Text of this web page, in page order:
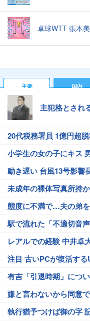
卓球WTT 張本
主要 国内
主犯格とされ
20代税務署員 1億円超
小学生の女の子にキス
動き遅い 台風13号影響
未成年の裸体写真所持
態度に不満で…夫の弟
駅で流れた「不適切音
レアルでの経験 中井卓
注目 古いPCが復活する
有吉「引退時期」につ
嫌と言わないから同意
執行猶予つけば御の字